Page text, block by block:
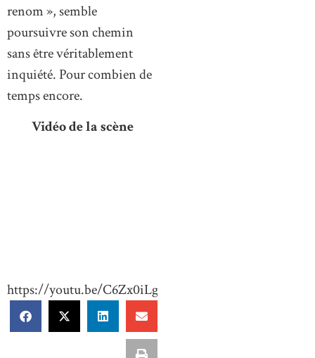
renom », semble
poursuivre son chemin
sans être véritablement
inquiété. Pour combien de
temps encore.
Vidéo de la scène
https://youtu.be/C6Zx0iLgD-0